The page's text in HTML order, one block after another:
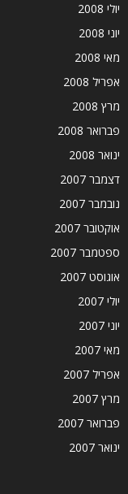
יולי 2008
יוני 2008
מאי 2008
אפריל 2008
מרץ 2008
פברואר 2008
ינואר 2008
דצמבר 2007
נובמבר 2007
אוקטובר 2007
ספטמבר 2007
אוגוסט 2007
יולי 2007
יוני 2007
מאי 2007
אפריל 2007
מרץ 2007
פברואר 2007
ינואר 2007